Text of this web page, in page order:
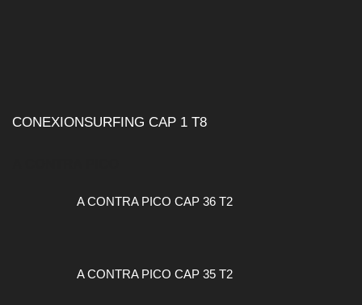
CONEXIONSURFING CAP 1 T8
A CONTRA PICO CAP 36 T2
A CONTRA PICO CAP 35 T2